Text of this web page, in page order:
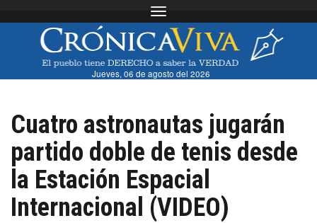
Toggle navigation
Jueves, 06 de agosto del 2026
Cuatro astronautas jugarán
partido doble de tenis desde
la Estación Espacial
Internacional (VIDEO)